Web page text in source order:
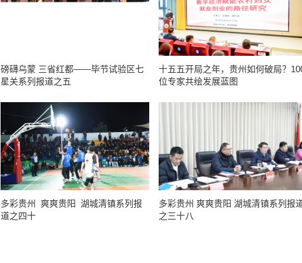
磅礴乌蒙 三省红都——毕节试验区七
星关系列报道之五
十五五开局之年，贵州如何破局？
位专家共绘发展蓝图
多彩贵州 爽爽贵阳 湖城清镇系列报
道之四十
多彩贵州 爽爽贵阳 湖城清镇系列报
之三十八